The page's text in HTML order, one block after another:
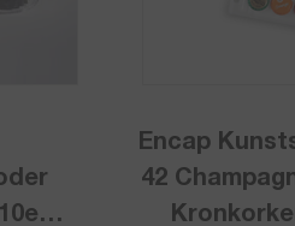
Encap
42 Champagnerdeckel und